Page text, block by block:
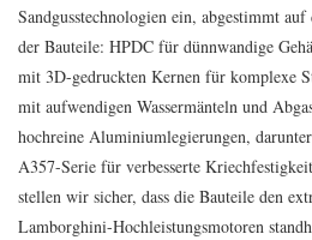
Sandgusstechnologien ein, abgestimmt
der Bauteile: HPDC für dünnwandige
mit 3D-gedruckten Kernen für komplexe
mit aufwendigen Wassermänteln und
hochreine Aluminiumlegierungen,
A357-Serie für verbesserte
stellen wir sicher, dass die Bauteile den
Lamborghini-Hochleistungsmotoren